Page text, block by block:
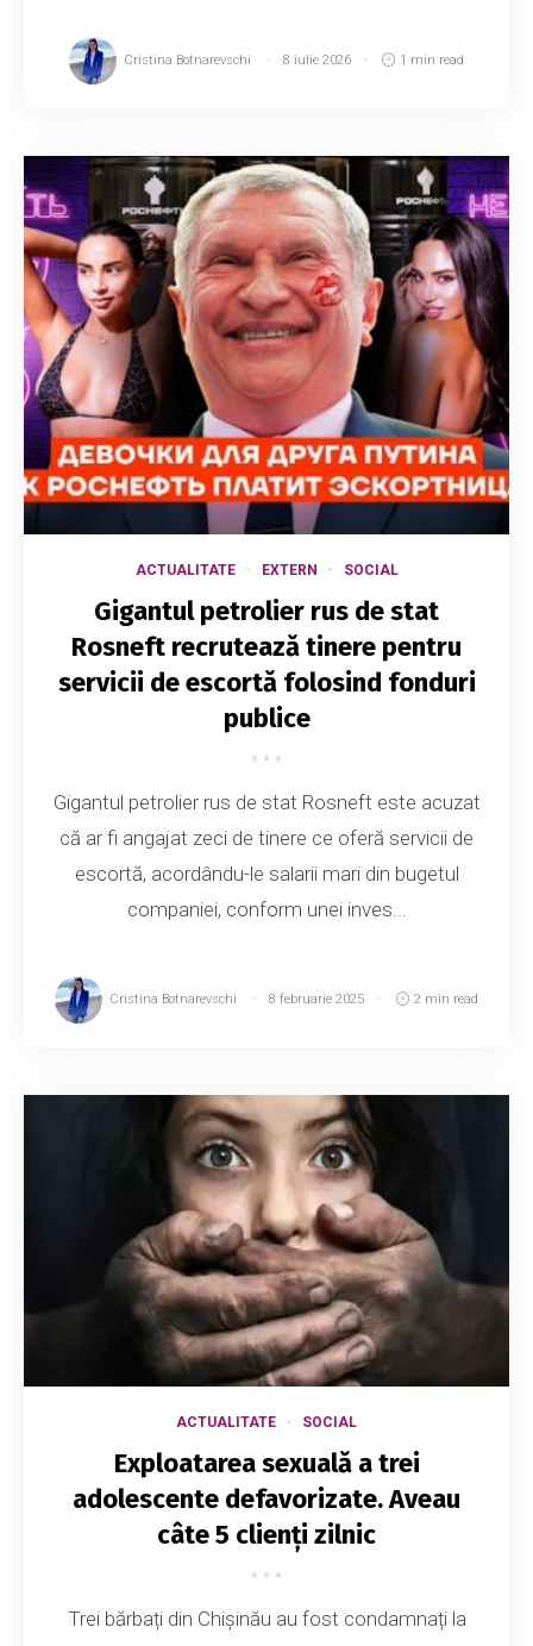
Cristina Botnarevschi 8 iulie 2026 1 min read
ACTUALITATE EXTERN SOCIAL
Gigantul petrolier rus de stat
Rosneft recrutează tinere pentru
servicii de escortă folosind fonduri
publice
Gigantul petrolier rus de stat Rosneft este acuzat
că ar fi angajat zeci de tinere ce oferă servicii de
escortă, acordându-le salarii mari din bugetul
companiei, conform unei inves...
Cristina Botnarevschi 8 februarie 2025 2 min read
ACTUALITATE SOCIAL
Exploatarea sexuală a trei
adolescente defavorizate. Aveau
câte 5 clienți zilnic
Trei bărbați din Chișinău au fost condamnați la